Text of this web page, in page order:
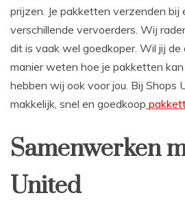
prijzen. Je pakketten verzenden bij
verschillende vervoerders. Wij
dit is vaak wel goedkoper. Wil jij de
manier weten hoe je pakketten
hebben wij ook voor jou. Bij Shops
makkelijk, snel en goedkoop
Samenwerken
United